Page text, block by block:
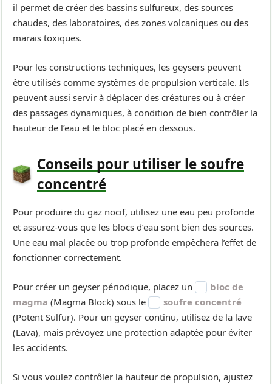
il permet de créer des bassins sulfureux, des sources
chaudes, des laboratoires, des zones volcaniques ou des
marais toxiques.
Pour les constructions techniques, les geysers peuvent
être utilisés comme systèmes de propulsion verticale. Ils
peuvent aussi servir à déplacer des créatures ou à créer
des passages dynamiques, à condition de bien contrôler la
hauteur de l’eau et le bloc placé en dessous.
Conseils pour utiliser le soufre
concentré
Pour produire du gaz nocif, utilisez une eau peu profonde
et assurez-vous que les blocs d’eau sont bien des sources.
Une eau mal placée ou trop profonde empêchera l’effet de
fonctionner correctement.
Pour créer un geyser périodique, placez un
bloc de
magma (Magma Block) sous le
soufre concentré
(Potent Sulfur). Pour un geyser continu, utilisez de la lave
(Lava), mais prévoyez une protection adaptée pour éviter
les accidents.
Si vous voulez contrôler la hauteur de propulsion, ajustez